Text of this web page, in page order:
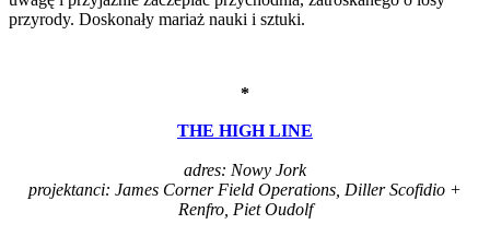
przyrody. Doskonały mariaż nauki i sztuki.
*
THE HIGH LINE
adres: Nowy Jork
projektanci: James Corner Field Operations, Diller Scofidio +
Renfro, Piet Oudolf